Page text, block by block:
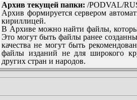
Архив текущей папки: /PODVAL/
Архив формируется сервером
кириллицей.
В Архиве можно найти файлы,
Это могут быть файлы ранее
качества не могут быть
файлы изданий не для широкого
других стран и народов.